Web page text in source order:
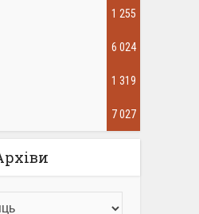
1 255
6 024
1 319
7 027